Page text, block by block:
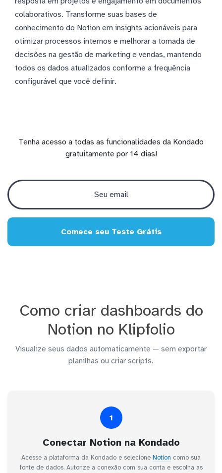
colaborativos. Transforme suas bases de
conhecimento do Notion em insights acionáveis para
otimizar processos internos e melhorar a tomada de
decisões na gestão de marketing e vendas, mantendo
todos os dados atualizados conforme a frequência
configurável que você definir.
Tenha acesso a todas as funcionalidades da Kondado
gratuitamente por 14 dias!
Comece seu Teste Grátis
Como criar dashboards do
Notion no Klipfolio
Visualize seus dados automaticamente — sem exportar
planilhas ou criar scripts.
1
Conectar Notion na Kondado
Acesse a plataforma da Kondado e selecione Notion como sua
fonte de dados. Autorize a conexão com sua conta e escolha as